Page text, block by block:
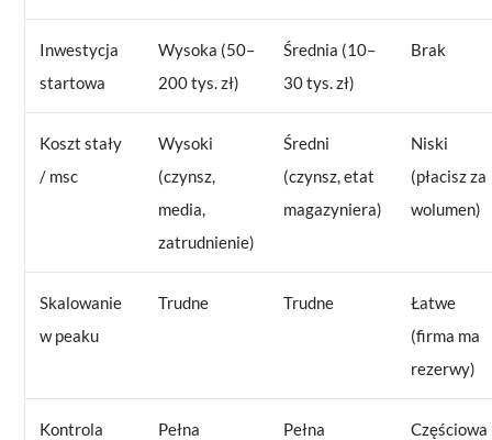
Inwestycja
startowa
Wysoka (50–
200 tys. zł)
Średnia (10–
30 tys. zł)
Brak
Koszt stały
/ msc
Wysoki
(czynsz,
media,
zatrudnienie)
Średni
(czynsz, etat
magazyniera)
Niski
(płacisz za
wolumen)
Skalowanie
w peaku
Trudne Trudne
Łatwe
(firma ma
rezerwy)
Kontrola
Pełna Pełna Częściowa